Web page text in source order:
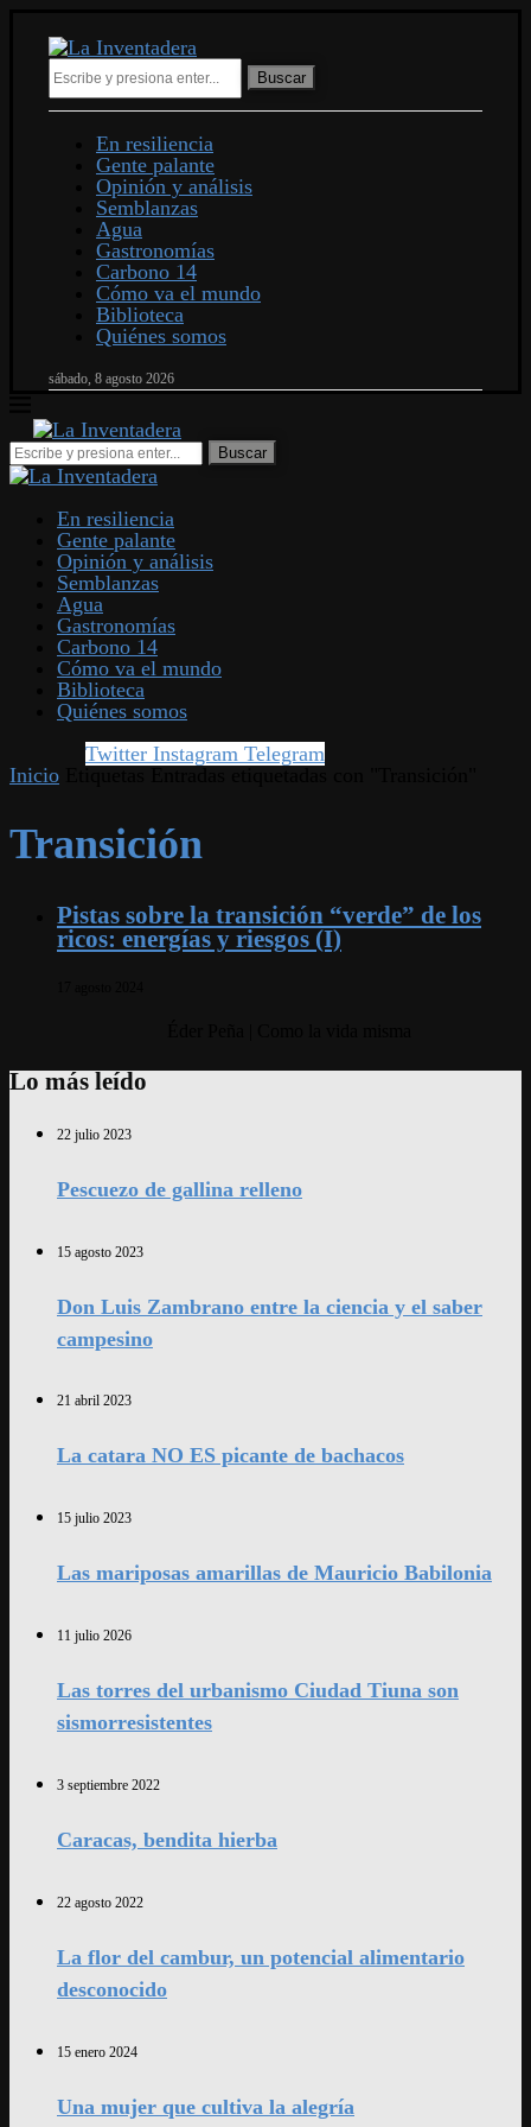
Buscar
En resiliencia
Gente palante
Opinión y análisis
Semblanzas
Agua
Gastronomías
Carbono 14
Cómo va el mundo
Biblioteca
Quiénes somos
sábado, 8 agosto 2026
En resiliencia
Gente palante
Opinión y análisis
Semblanzas
Agua
Gastronomías
Carbono 14
Cómo va el mundo
Biblioteca
Quiénes somos
Twitter Instagram Telegram
Inicio
Transición
Pistas sobre la transición “verde” de los
ricos: energías y riesgos (I)
Lo más leído
22 julio 2023
Pescuezo de gallina relleno
15 agosto 2023
Don Luis Zambrano entre la ciencia y el saber
campesino
21 abril 2023
La catara NO ES picante de bachacos
15 julio 2023
Las mariposas amarillas de Mauricio Babilonia
11 julio 2026
Las torres del urbanismo Ciudad Tiuna son
sismorresistentes
3 septiembre 2022
Caracas, bendita hierba
22 agosto 2022
La flor del cambur, un potencial alimentario
desconocido
15 enero 2024
Una mujer que cultiva la alegría